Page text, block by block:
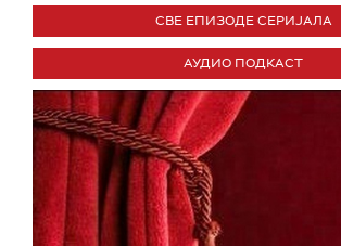
СВЕ ЕПИЗОДЕ СЕРИЈАЛА
АУДИО ПОДКАСТ